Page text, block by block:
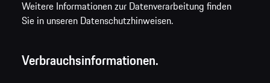
Weitere Informationen zur Datenverarbeitung finden
Sie in unseren Datenschutzhinweisen.
Verbrauchsinformationen.